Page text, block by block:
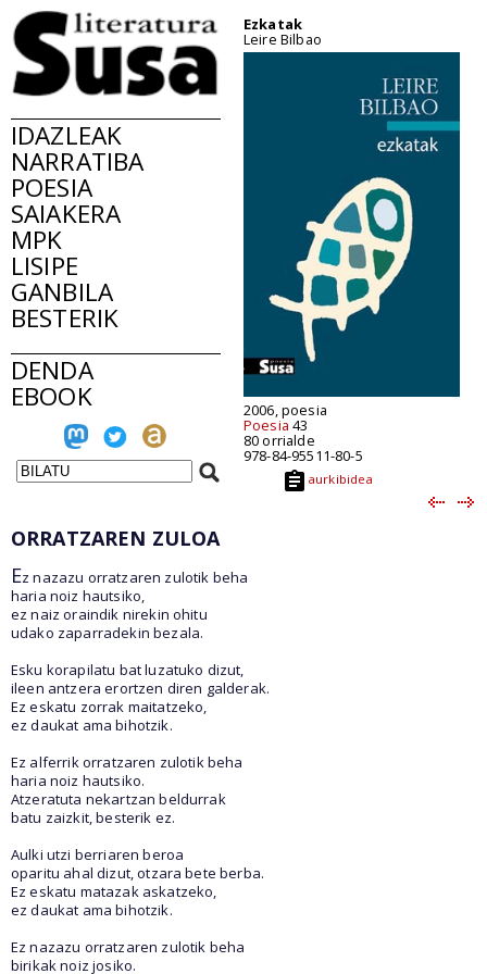
IDAZLEAK
NARRATIBA
POESIA
SAIAKERA
MPK
LISIPE
GANBILA
BESTERIK
DENDA
EBOOK
Ezkatak
Leire Bilbao
2006, poesia
Poesia 43
80 orrialde
978-84-95511-80-5
aurkibidea
ORRATZAREN ZULOA
Ez nazazu orratzaren zulotik beha
haria noiz hautsiko,
ez naiz oraindik nirekin ohitu
udako zaparradekin bezala.
Esku korapilatu bat luzatuko dizut,
ileen antzera erortzen diren galderak.
Ez eskatu zorrak maitatzeko,
ez daukat ama bihotzik.
Ez alferrik orratzaren zulotik beha
haria noiz hautsiko.
Atzeratuta nekartzan beldurrak
batu zaizkit, besterik ez.
Aulki utzi berriaren beroa
oparitu ahal dizut, otzara bete berba.
Ez eskatu matazak askatzeko,
ez daukat ama bihotzik.
Ez nazazu orratzaren zulotik beha
birikak noiz josiko.